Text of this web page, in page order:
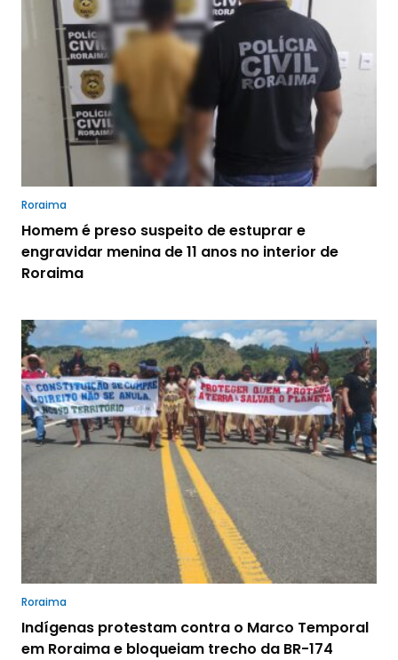
Roraima
Homem é preso suspeito de estuprar e
engravidar menina de 11 anos no interior de
Roraima
Roraima
Indígenas protestam contra o Marco Temporal
em Roraima e bloqueiam trecho da BR-174